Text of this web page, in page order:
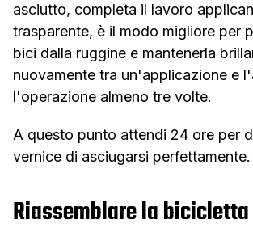
asciutto, completa il lavoro
trasparente, è il modo migliore per
bici dalla ruggine e mantenerla
nuovamente tra un'applicazione e
l'operazione almeno tre volte.
A questo punto attendi 24 ore per
vernice di asciugarsi perfettamente.
Riassemblare la bicicletta